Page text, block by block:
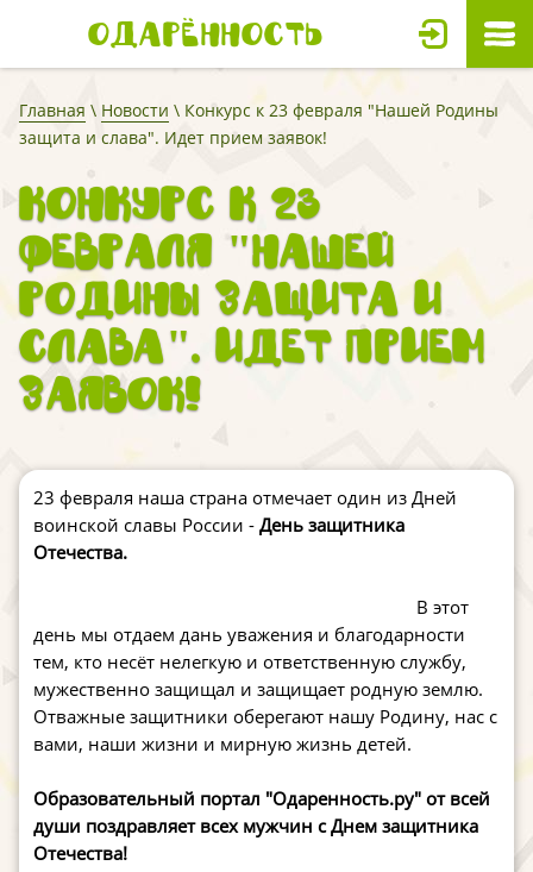
Одарённость
Главная \ Новости \ Конкурс к 23 февраля "Нашей Родины
защита и слава". Идет прием заявок!
Конкурс к 23
февраля "Нашей
Родины защита и
слава". Идет прием
заявок!
23 февраля наша страна отмечает один из Дней
воинской славы России - День защитника
Отечества.
В этот
день мы отдаем дань уважения и благодарности
тем, кто несёт нелегкую и ответственную службу,
мужественно защищал и защищает родную землю.
Отважные защитники оберегают нашу Родину, нас с
вами, наши жизни и мирную жизнь детей.
Образовательный портал "Одаренность.ру" от всей
души поздравляет всех мужчин с Днем защитника
Отечества!